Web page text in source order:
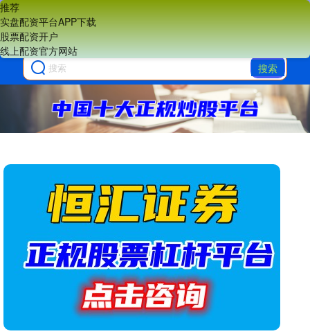
搜索
推荐
实盘配资平台APP下载
股票配资开户
线上配资官方网站